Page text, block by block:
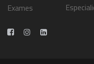
Exames